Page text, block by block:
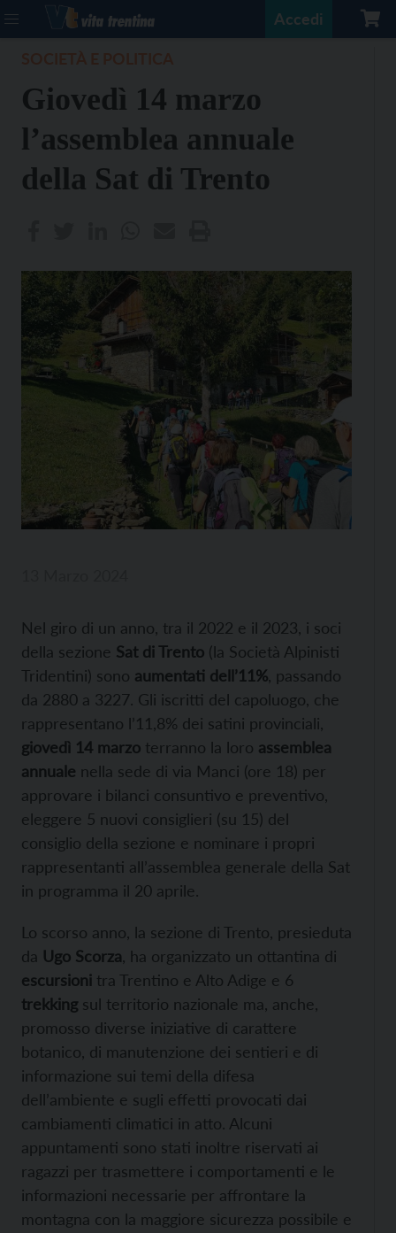
Accedi
Giovedì 14 marzo
l’assemblea annuale
della Sat di Trento
Nel giro di un anno, tra il 2022 e il 2023, i soci
della sezione Sat di Trento (la Società Alpinisti
Tridentini) sono aumentati dell’11% , passando
da 2880 a 3227. Gli iscritti del capoluogo, che
rappresentano l’11,8% dei satini provinciali,
giovedì 14 marzo terranno la loro assemblea
annuale nella sede di via Manci (ore 18) per
approvare i bilanci consuntivo e preventivo,
eleggere 5 nuovi consiglieri (su 15) del
consiglio della sezione e nominare i propri
rappresentanti all’assemblea generale della Sat
in programma il 20 aprile.
Lo scorso anno, la sezione di Trento, presieduta
da Ugo Scorza , ha organizzato un ottantina di
escursioni tra Trentino e Alto Adige e 6
trekking sul territorio nazionale ma, anche,
promosso diverse iniziative di carattere
botanico, di manutenzione dei sentieri e di
informazione sui temi della difesa
dell’ambiente e sugli effetti provocati dai
cambiamenti climatici in atto. Alcuni
appuntamenti sono stati inoltre riservati ai
ragazzi per trasmettere i comportamenti e le
informazioni necessarie per affrontare la
montagna con la maggiore sicurezza possibile e